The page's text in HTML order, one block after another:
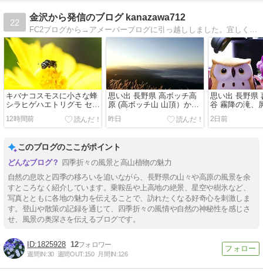
22
金沢から発信のブログ kanazawa712
キバナコスモスに小さな蜂
シラヒゲハエトリグモ セン
ニチコウ
12時間前
思い出 長野県 高ボッチ高
原 (高ボッチ山 山頂）から
日の出
昨日
思い出 長野県
谷 霧降の滝、
岩、乙女滝 他
2日前
このブログのここがポイント
四季折々の風景と高山植物の魅力
自然の息吹と四季の移ろいを追いながら、長野県の山々や高原の風景を余
すところなく紹介しています。乗鞍岳や上高地の絶景、星空や樹氷など、
写真とともに各地の魅力を伝えることで、訪れたくなる好奇心を刺激しま
す。登山や散策の記録を通じて、四季折々の風情や自然の神秘性を感じさ
せ、風景の奥深さを伝えるブログです。
1825928 12
週間IN:30 週間OUT:150 月間IN:126